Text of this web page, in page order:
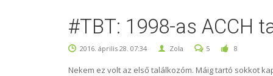
#TBT: 1998-as ACCH
2016. április 28. 07:34 Zola 5 8
Nekem ez volt az első találkozóm. Máig tartó sokkot